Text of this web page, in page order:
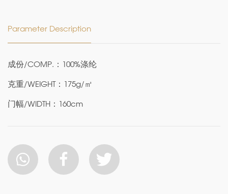
Parameter Description
成份/COMP.：100%涤纶
克重/WEIGHT：175g/㎡
门幅/WIDTH：160cm